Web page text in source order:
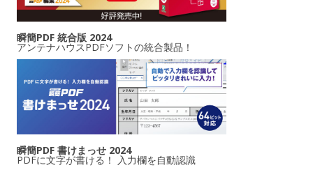
瞬簡PDF 統合版 2024
アンテナハウスPDFソフトの統合製品！
瞬簡PDF 書けまっせ 2024
PDFに文字が書ける！ 入力欄を自動認識